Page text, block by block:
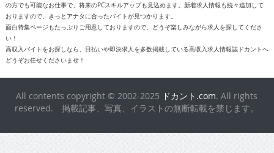
の方でも可能なお仕事で、将来のPCスキルアップも見込めます。新着求人情報も続々追加して
おりますので、きっとアナタに合ったバイトが見つかります。
面白特集ページもたっぷりご用意しておりますので、どうぞ楽しみながら求人を探してくださ
い！
高収入バイトをお探しなら、日払いや即決求人を多数掲載している高収入求人情報誌ドカントへ
どうぞお任せくださいませ！
All contents copyright © 2002-2025 ドカント.com. All rights
reserved. 掲載記事、写真、イラストの無断転載を禁じます。